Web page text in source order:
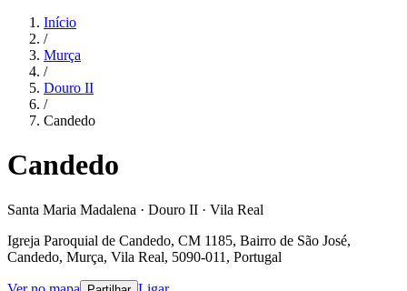
Início
/
Murça
/
Douro II
/
Candedo
Candedo
Santa Maria Madalena · Douro II · Vila Real
Igreja Paroquial de Candedo, CM 1185, Bairro de São José,
Candedo, Murça, Vila Real, 5090-011, Portugal